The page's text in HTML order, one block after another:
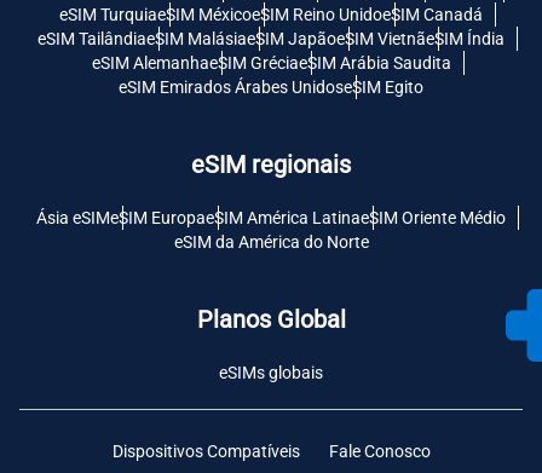
eSIM TurquiaeSIM MéxicoeSIM Reino UnidoeSIM Canadá
eSIM TailândiaeSIM MalásiaeSIM JapãoeSIM VietnãeSIM Índia
eSIM AlemanhaeSIM GréciaeSIM Arábia Saudita
eSIM Emirados Árabes UnidoseSIM Egito
eSIM regionais
Ásia eSIMeSIM EuropaeSIM América LatinaeSIM Oriente Médio
eSIM da América do Norte
Planos Global
eSIMs globais
Dispositivos Compatíveis Fale Conosco